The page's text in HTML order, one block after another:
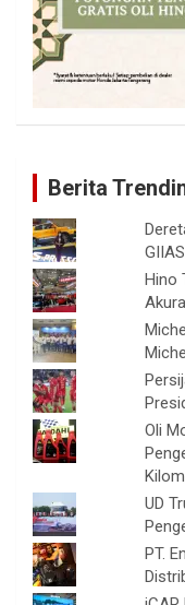
Berita
Hino
Oli
UD
PT.